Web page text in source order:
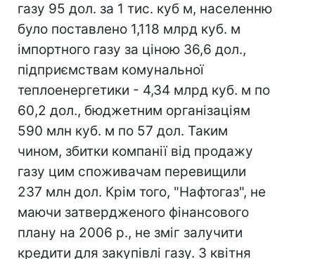
газу 95 дол. за 1 тис. куб м, населенню
було поставлено 1,118 млрд куб. м
імпортного газу за ціною 36,6 дол.,
підприємствам комунальної
теплоенергетики - 4,34 млрд куб. м по
60,2 дол., бюджетним організаціям
590 млн куб. м по 57 дол. Таким
чином, збитки компанії від продажу
газу цим споживачам перевищили
237 млн дол. Крім того, "Нафтогаз", не
маючи затвердженого фінансового
плану на 2006 р., не зміг залучити
кредити для закупівлі газу. З квітня